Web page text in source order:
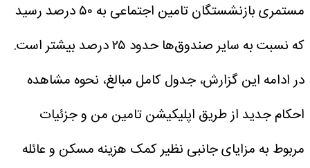
مستمری بازنشستگان تامین اجتماعی به ۵۰ درصد رسید
که نسبت به سایر صندوق‌ها حدود ۲۵ درصد بیشتر است.
در ادامه این گزارش، جدول کامل مبالغ، نحوه مشاهده
احکام جدید از طریق اپلیکیشن تامین من و جزئیات
مربوط به مزایای جانبی نظیر کمک هزینه مسکن و عائله